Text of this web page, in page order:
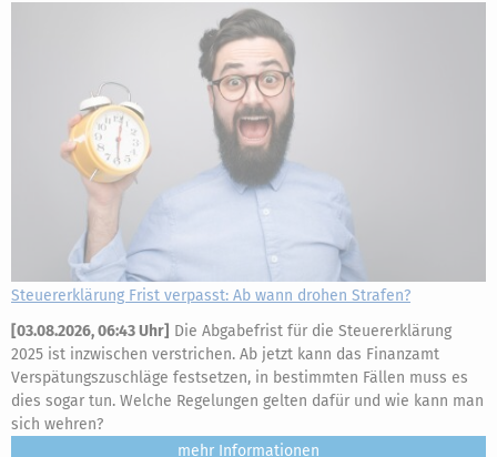
Steuererklärung Frist verpasst: Ab wann drohen Strafen?
[03.08.2026, 06:43 Uhr] Die Abgabefrist für die Steuererklärung
2025 ist inzwischen verstrichen. Ab jetzt kann das Finanzamt
Verspätungszuschläge festsetzen, in bestimmten Fällen muss es
dies sogar tun. Welche Regelungen gelten dafür und wie kann man
sich wehren?
mehr